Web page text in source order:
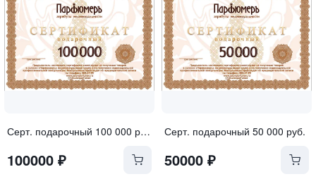
Серт. подарочный 100 000 руб.
100000 ₽
Серт. подарочный 50 000 руб.
50000₽